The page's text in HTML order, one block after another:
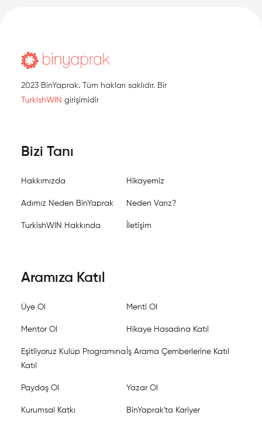
2023 BinYaprak. Tüm hakları saklıdır. Bir
TurkishWIN girişimidir
Bizi Tanı
Hakkımızda Hikayemiz
Adımız Neden BinYaprak Neden Varız?
TurkishWIN Hakkında İletişim
Aramıza Katıl
Üye Ol Menti Ol
Mentor Ol Hikaye Hasadına Katıl
Eşitliyoruz Kulüp Programına
Katıl
İş Arama Çemberlerine Katıl
Paydaş Ol Yazar Ol
Kurumsal Katkı BinYaprak'ta Kariyer